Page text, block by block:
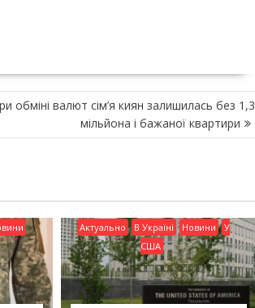
обміні валют сім’я киян залишилась без 1,3
мільйона і бажаної квартири
Актуально В Україні Новини
У
США